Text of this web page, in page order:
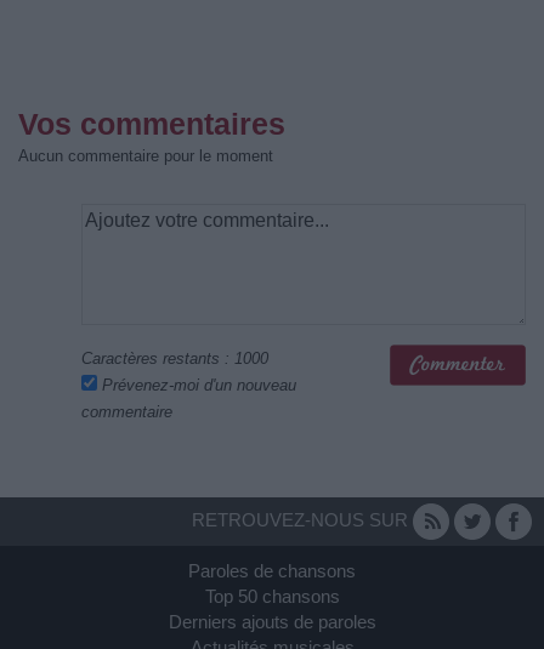
Vos commentaires
Aucun commentaire pour le moment
Caractères restants : 1000
Prévenez-moi d'un nouveau
commentaire
RETROUVEZ-NOUS SUR
Paroles de chansons
Top 50 chansons
Derniers ajouts de paroles